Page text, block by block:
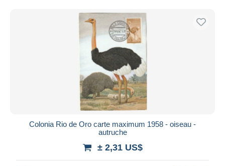
Colonia Rio de Oro carte maximum 1958 - oiseau -
autruche
± 2,31 US$